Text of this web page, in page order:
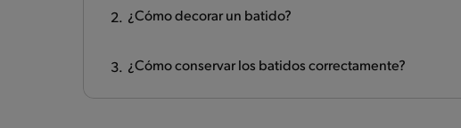
¿Cómo decorar un batido?
¿Cómo conservar los batidos correctamente?